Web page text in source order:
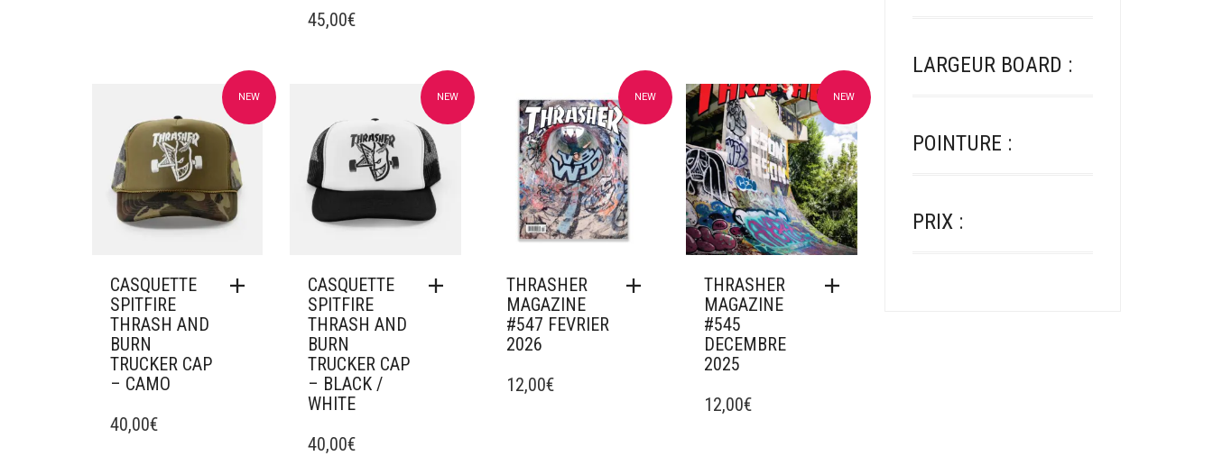
45,00€
Ajouter à mes favoris
NEW
CASQUETTE
SPITFIRE
THRASH AND
BURN
TRUCKER CAP
– CAMO
40,00€
Ajouter à mes favoris
NEW
CASQUETTE
SPITFIRE
THRASH AND
BURN
TRUCKER CAP
– BLACK /
WHITE
40,00€
Ajouter à mes favoris
NEW
THRASHER
MAGAZINE
#547 FEVRIER
2026
12,00€
Ajouter à mes favoris
NEW
THRASHER
MAGAZINE
#545
DECEMBRE
2025
12,00€
LARGEUR BOARD :
POINTURE :
PRIX :